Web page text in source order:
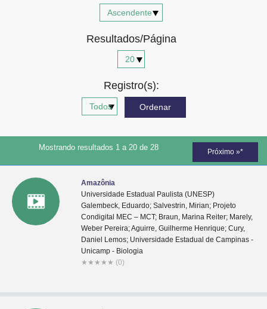
Resultados/Página
Registro(s):
Mostrando resultados 1 a 20 de 28 Próximo »*
Amazônia
Universidade Estadual Paulista (UNESP)
Galembeck, Eduardo; Salvestrin, Mirian; Projeto
Condigital MEC – MCT; Braun, Marina Reiter; Marely,
Weber Pereira; Aguirre, Guilherme Henrique; Cury,
Daniel Lemos; Universidade Estadual de Campinas -
Unicamp - Biologia
★ ★ ★ ★ ★ (0)